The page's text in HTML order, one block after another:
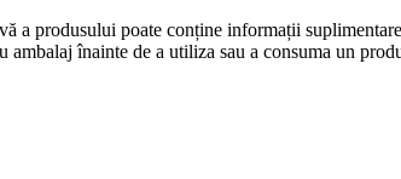
a produsului poate conține informații
înainte de a utiliza sau a consuma un